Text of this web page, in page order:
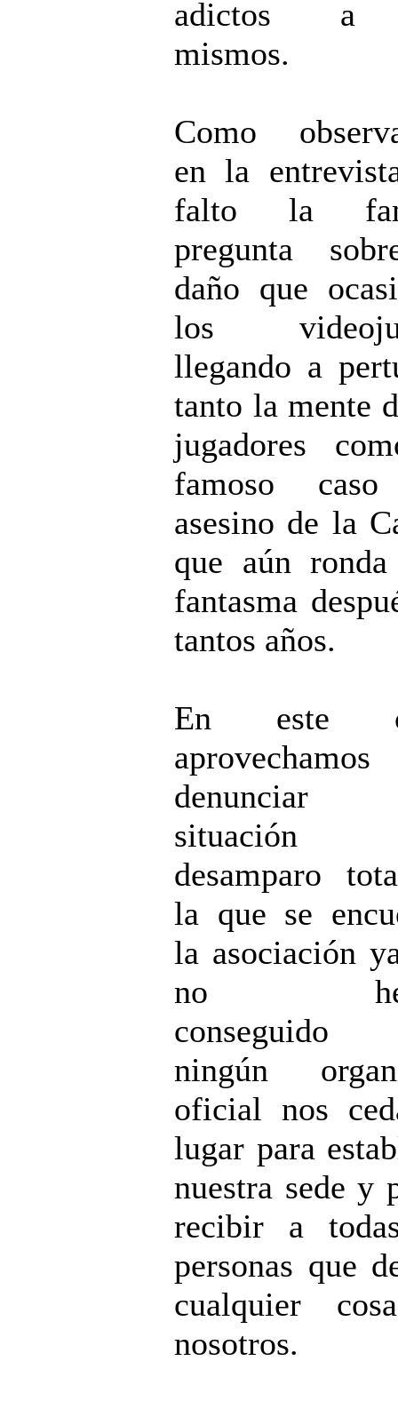
adictos a
mismos.
Como
en la
falto la
pregunta
daño que
los
llegando a
tanto la mente
jugadores
famoso
asesino de la
que aún
fantasma
tantos años.
En este
aprovechamos
situación
desamparo
la que se
la asociación
no
conseguido
ningún
oficial nos
lugar para
nuestra sede y
recibir a
personas que
cualquier
nosotros.